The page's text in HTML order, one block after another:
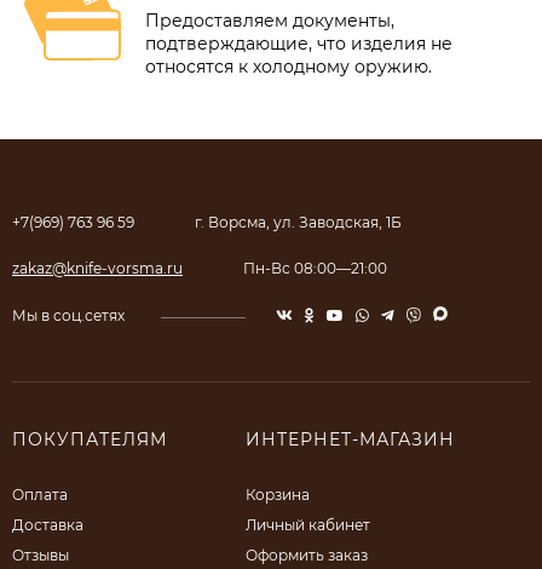
Предоставляем документы,
подтверждающие, что изделия не
относятся к холодному оружию.
+7(969) 763 96 59 г. Ворсма, ул. Заводская, 1Б
zakaz@knife-vorsma.ru Пн-Вс 08:00—21:00
Мы в соц.сетях
ПОКУПАТЕЛЯМ
Оплата
Доставка
Отзывы
ИНТЕРНЕТ-МАГАЗИН
Корзина
Личный кабинет
Оформить заказ